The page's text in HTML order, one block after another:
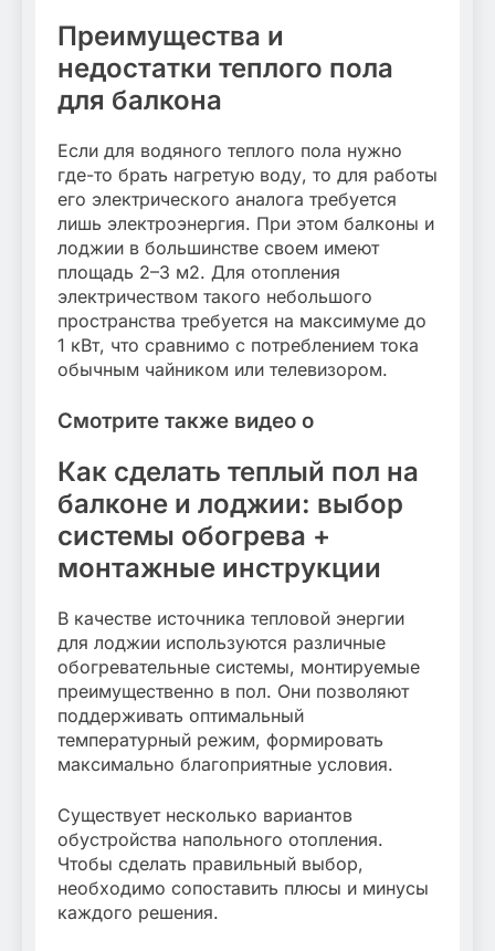
Преимущества и
недостатки теплого пола
для балкона
Если для водяного теплого пола нужно
где-то брать нагретую воду, то для работы
его электрического аналога требуется
лишь электроэнергия. При этом балконы и
лоджии в большинстве своем имеют
площадь 2–3 м2. Для отопления
электричеством такого небольшого
пространства требуется на максимуме до
1 кВт, что сравнимо с потреблением тока
обычным чайником или телевизором.
Смотрите также видео о
Как сделать теплый пол на
балконе и лоджии: выбор
системы обогрева +
монтажные инструкции
В качестве источника тепловой энергии
для лоджии используются различные
обогревательные системы, монтируемые
преимущественно в пол. Они позволяют
поддерживать оптимальный
температурный режим, формировать
максимально благоприятные условия.
Существует несколько вариантов
обустройства напольного отопления.
Чтобы сделать правильный выбор,
необходимо сопоставить плюсы и минусы
каждого решения.